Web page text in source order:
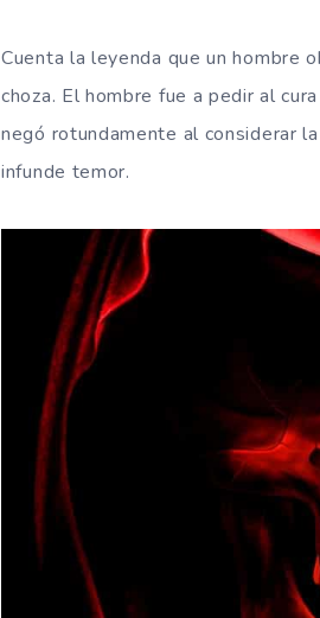
Cuenta la leyenda que un hombre
choza. El hombre fue a pedir al
negó rotundamente al considerar
infunde temor.